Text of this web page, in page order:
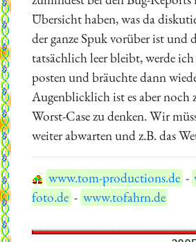
Übersicht haben, was da
der ganze Spuk vorüber ist und
tatsächlich leer bleibt, werde
posten und bräuchte dann
Augenblicklich ist es aber noch
Worst-Case zu denken. Wir
weiter abwarten und z.B. das
www.tom-productions.de -
foto.de - www.tofahrn.de